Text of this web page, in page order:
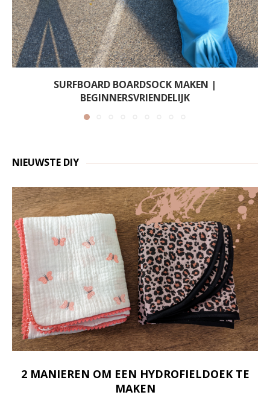
SURFBOARD BOARDSOCK MAKEN |
BEGINNERSVRIENDELIJK
NIEUWSTE DIY
2 MANIEREN OM EEN HYDROFIELDOEK TE
MAKEN